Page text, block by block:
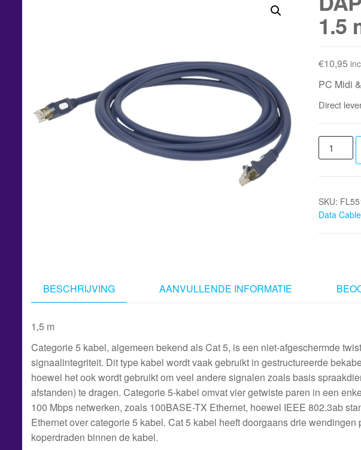
1.5
€10,95
PC Midi
Direct
DAP
FL55
Cable
1.5
SKU:
Data
BESCHRIJVING AANVULLENDE INFORMATIE
1,5 m
Categorie 5 kabel, algemeen bekend als Cat 5, is een niet-afgeschermde
signaalintegriteit. Dit type kabel wordt vaak gebruikt in gestructureerde
hoewel het ook wordt gebruikt om veel andere signalen zoals basis
afstanden) te dragen. Categorie 5-kabel omvat vier getwiste paren in een
100 Mbps netwerken, zoals 100BASE-TX Ethernet, hoewel IEEE 802.3ab
Ethernet over categorie 5 kabel. Cat 5 kabel heeft doorgaans drie
koperdraden binnen de kabel.